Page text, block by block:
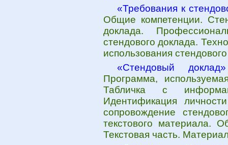
«Требования к
Общие компетенции.
доклада.
стендового доклада.
использования
«Стендовый доклад»
Программа,
Табличка с
Идентификация
сопровождение
текстового материала.
Текстовая часть.